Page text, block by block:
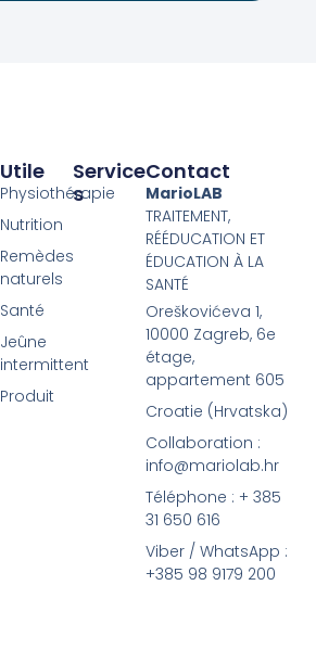
Service
S
Utile
Physiothérapie
Nutrition
Remèdes
naturels
Santé
Jeûne
intermittent
Produit
Contact
MarioLAB
TRAITEMENT,
RÉÉDUCATION ET
ÉDUCATION À LA
SANTÉ
Oreškovićeva 1,
10000 Zagreb, 6e
étage,
appartement 605
Croatie (Hrvatska)
Collaboration :
info@mariolab.hr
Téléphone : + 385
31 650 616
Viber / WhatsApp :
+385 98 9179 200